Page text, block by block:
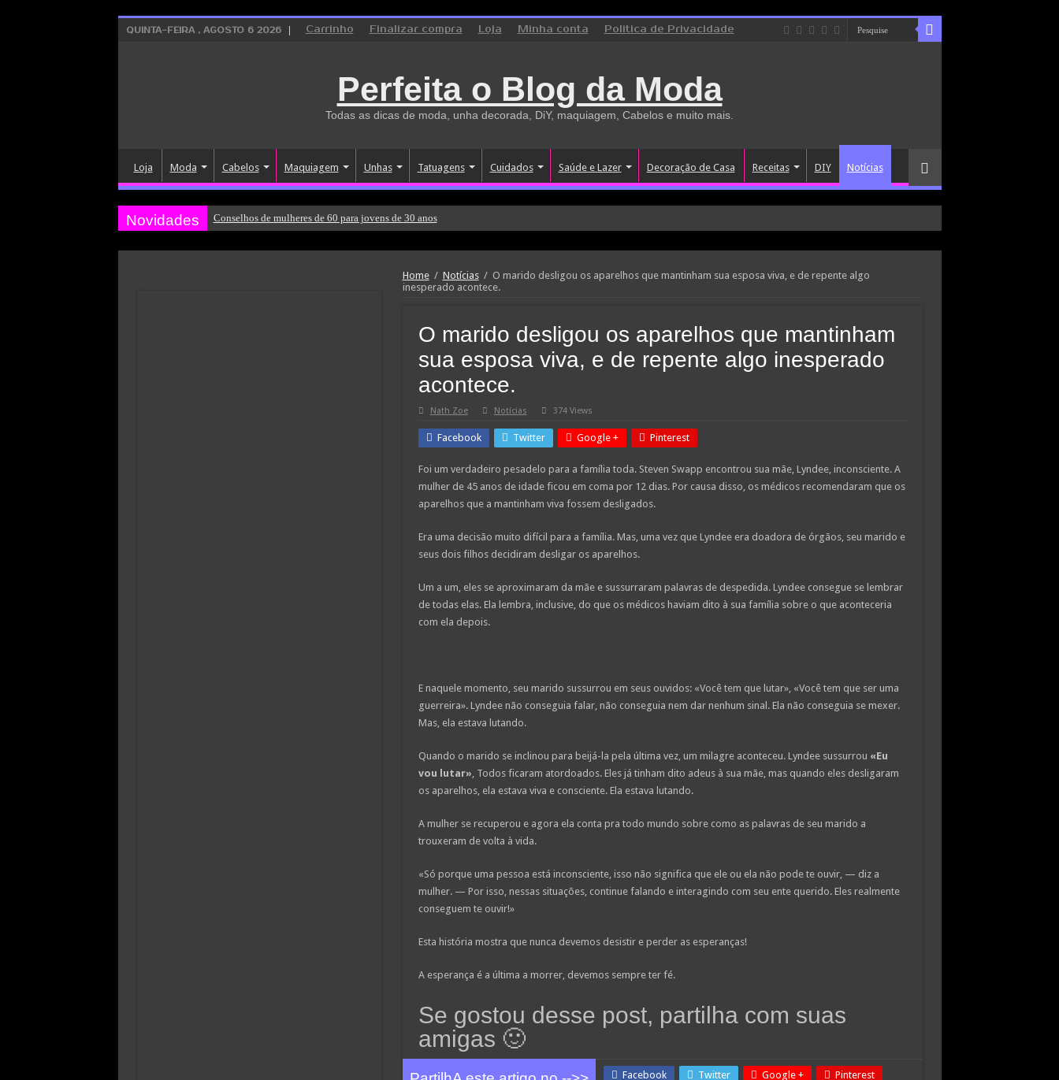
QUINTA-FEIRA , AGOSTO 6 2026 Carrinho Finalizar compra Loja Minha conta Politica de Privacidade
Perfeita o Blog da Moda
Todas as dicas de moda, unha decorada, DiY, maquiagem, Cabelos e muito mais.
Loja Moda Cabelos Maquiagem Unhas Tatuagens Cuidados Saúde e Lazer Decoração de Casa Receitas DIY Notícias
Novidades Conselhos de mulheres de 60 para jovens de 30 anos
Home / Notícias / O marido desligou os aparelhos que mantinham sua esposa viva, e de repente algo
inesperado acontece.
O marido desligou os aparelhos que mantinham
sua esposa viva, e de repente algo inesperado
acontece.
Nath Zoe Notícias 374 Views
Facebook Twitter Google + Pinterest
Foi um verdadeiro pesadelo para a família toda. Steven Swapp encontrou sua mãe, Lyndee, inconsciente. A
mulher de 45 anos de idade ficou em coma por 12 dias. Por causa disso, os médicos recomendaram que os
aparelhos que a mantinham viva fossem desligados.
Era uma decisão muito difícil para a família. Mas, uma vez que Lyndee era doadora de órgãos, seu marido e
seus dois filhos decidiram desligar os aparelhos.
Um a um, eles se aproximaram da mãe e sussurraram palavras de despedida. Lyndee consegue se lembrar
de todas elas. Ela lembra, inclusive, do que os médicos haviam dito à sua família sobre o que aconteceria
com ela depois.
E naquele momento, seu marido sussurrou em seus ouvidos: «Você tem que lutar», «Você tem que ser uma
guerreira». Lyndee não conseguia falar, não conseguia nem dar nenhum sinal. Ela não conseguia se mexer.
Mas, ela estava lutando.
Quando o marido se inclinou para beijá-la pela última vez, um milagre aconteceu. Lyndee sussurrou «Eu
vou lutar» , Todos ficaram atordoados. Eles já tinham dito adeus à sua mãe, mas quando eles desligaram
os aparelhos, ela estava viva e consciente. Ela estava lutando.
A mulher se recuperou e agora ela conta pra todo mundo sobre como as palavras de seu marido a
trouxeram de volta à vida.
«Só porque uma pessoa está inconsciente, isso não significa que ele ou ela não pode te ouvir, — diz a
mulher. — Por isso, nessas situações, continue falando e interagindo com seu ente querido. Eles realmente
conseguem te ouvir!»
Esta história mostra que nunca devemos desistir e perder as esperanças!
A esperança é a última a morrer, devemos sempre ter fé.
Se gostou desse post, partilha com suas
amigas 🙂
Facebook Twitter Google + Pinterest